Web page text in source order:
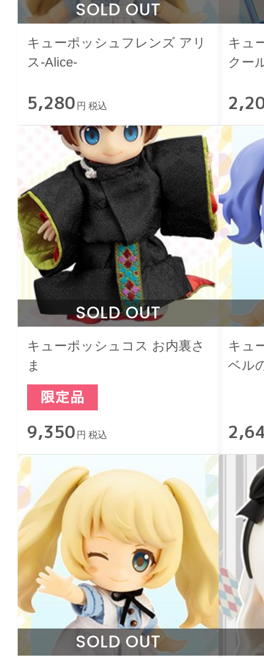
SOLD OUT
キューポッシュフレンズ アリ
ス-Alice-
5,280 円 税込
キュ
クー
SOLD OUT
キューポッシュコス お内裏さ
ま
9,350 円 税込
キュ
ベル
SOLD OUT